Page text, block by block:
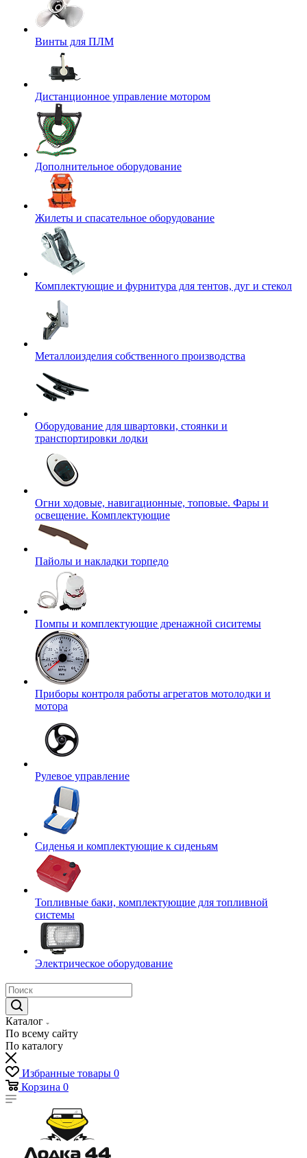
Винты для ПЛМ
Дистанционное управление мотором
Дополнительное оборудование
Жилеты и спасательное оборудование
Комплектующие и фурнитура для тентов, дуг и стекол
Металлоизделия собственного производства
Оборудование для швартовки, стоянки и
транспортировки лодки
Огни ходовые, навигационные, топовые. Фары и
освещение. Комплектующие
Пайолы и накладки торпедо
Помпы и комплектующие дренажной сиситемы
Приборы контроля работы агрегатов мотолодки и
мотора
Рулевое управление
Сиденья и комплектующие к сиденьям
Топливные баки, комплектующие для топливной
системы
Электрическое оборудование
Каталог
По всему сайту
По каталогу
Избранные товары 0
Корзина 0